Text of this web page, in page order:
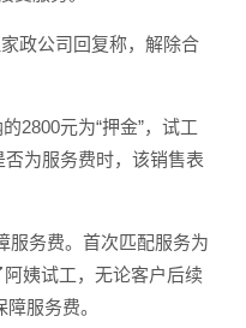
政公司回复称，解除合
2800元为“押金”，试工
为服务费时，该销售表
服务费。首次匹配服务为
姨试工，无论客户后续
服务费。